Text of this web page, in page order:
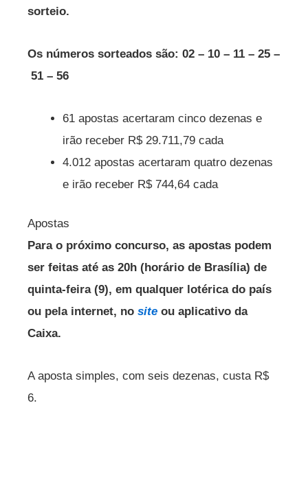
sorteio.
Os números sorteados são: 02 – 10 – 11 – 25 –
51 – 56
61 apostas acertaram cinco dezenas e
irão receber R$ 29.711,79 cada
4.012 apostas acertaram quatro dezenas
e irão receber R$ 744,64 cada
Apostas
Para o próximo concurso, as apostas podem
ser feitas até as 20h (horário de Brasília) de
quinta-feira (9), em qualquer lotérica do país
ou pela internet, no site ou aplicativo da
Caixa.
A aposta simples, com seis dezenas, custa R$
6.